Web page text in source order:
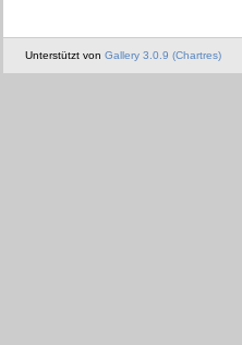
Unterstützt von Gallery 3.0.9 (Chartres)